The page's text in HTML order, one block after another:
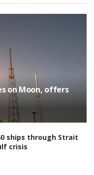
on Moon, offers
ships through Strait
crisis